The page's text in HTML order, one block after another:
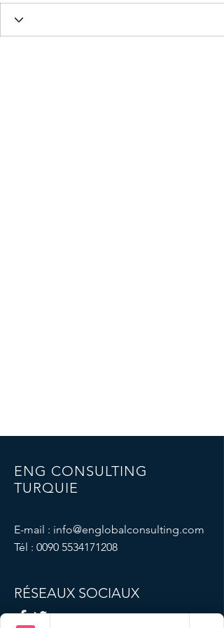
ENG CONSULTING
TURQUIE
E-mail : info@englobalconsulting.com
Tél : 0090 5534171208
RÉSEAUX SOCIAUX